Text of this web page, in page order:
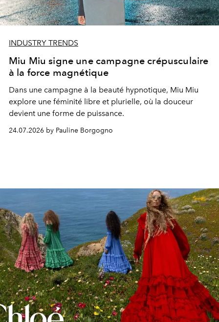
INDUSTRY TRENDS
Miu Miu signe une campagne crépusculaire
à la force magnétique
Dans une campagne à la beauté hypnotique, Miu Miu
explore une féminité libre et plurielle, où la douceur
devient une forme de puissance.
24.07.2026 by Pauline Borgogno